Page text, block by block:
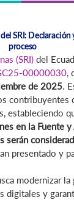
SRI: Declaración
proceso
(SRI) del
00000030
de 2025 .
contribuyentes
estableciendo
en la Fuente
serán
presentado y
modernizar
digitales y